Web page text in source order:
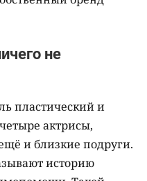
не
пластический и
актрисы,
и близкие подруги.
историю